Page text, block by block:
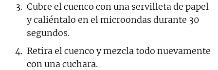
Cubre el cuenco con una servilleta de papel
y caliéntalo en el microondas durante 30
segundos.
Retira el cuenco y mezcla todo nuevamente
con una cuchara.